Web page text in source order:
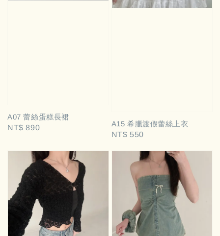
A07 蕾絲蛋糕長裙
Regular
NT$ 890
A15 希臘渡假蕾絲上衣
Regular
NT$ 550